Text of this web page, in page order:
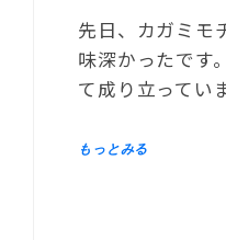
先日、カガミモ
味深かったです
て成り立ってい